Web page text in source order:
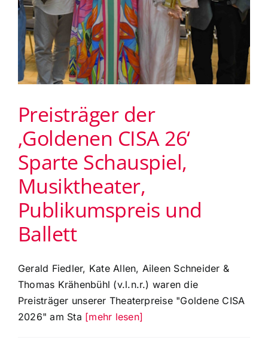
Preisträger der
‚Goldenen CISA 26‘
Sparte Schauspiel,
Musiktheater,
Publikumspreis und
Ballett
Gerald Fiedler, Kate Allen, Aileen Schneider &
Thomas Krähenbühl (v.l.n.r.) waren die
Preisträger unserer Theaterpreise "Goldene CISA
2026" am Sta [mehr lesen]